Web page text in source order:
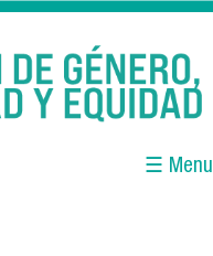
☰ Menu